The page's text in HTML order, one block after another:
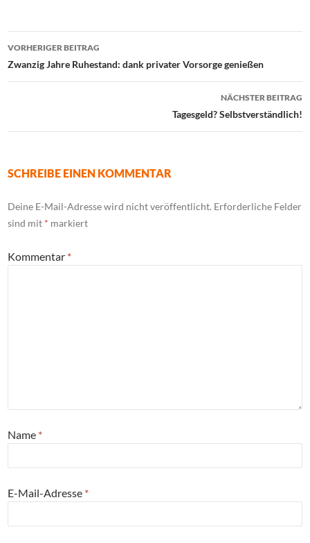
Beitrags-
Navigation
VORHERIGER BEITRAG
Zwanzig Jahre Ruhestand: dank privater Vorsorge genießen
NÄCHSTER BEITRAG
Tagesgeld? Selbstverständlich!
SCHREIBE EINEN KOMMENTAR
Deine E-Mail-Adresse wird nicht veröffentlicht. Erforderliche Felder
sind mit * markiert
Kommentar *
Name *
E-Mail-Adresse *